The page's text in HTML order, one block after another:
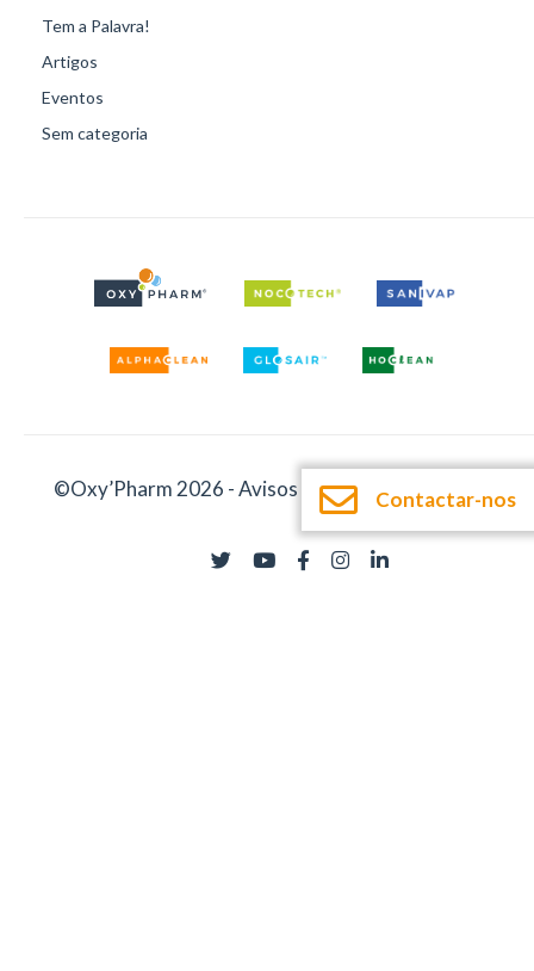
Tem a Palavra!
Artigos
Eventos
Sem categoria
©Oxy’Pharm 2026 -Avisos legais- Documentação
Contactar-nos